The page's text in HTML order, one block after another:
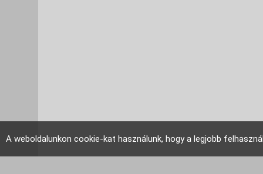
A weboldalunkon cookie-kat használunk, hogy a legjobb